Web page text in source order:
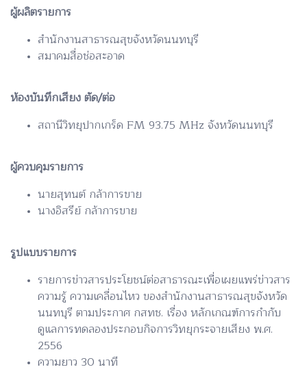
ผู้ผลิตรายการ
สำนักงานสาธารณสุขจังหวัดนนทบุรี
สมาคมสื่อช่อสะอาด
ห้องบันทึกเสียง ตัด/ต่อ
สถานีวิทยุปากเกร็ด FM 93.75 MHz จังหวัดนนทบุรี
ผู้ควบคุมรายการ
นายสุทนต์ กล้าการขาย
นางอิสรีย์ กล้าการขาย
รูปแบบรายการ
รายการข่าวสารประโยชน์ต่อสาธารณะเพื่อเผยแพร่ข่าวสาร
ความรู้ ความเคลื่อนไหว ของสำนักงานสาธารณสุขจังหวัด
นนทบุรี ตามประกาศ กสทช. เรื่อง หลักเกณฑ์การกำกับ
ดูแลการทดลองประกอบกิจการวิทยุกระจายเสียง พ.ศ.
2556
ความยาว 30 นาที